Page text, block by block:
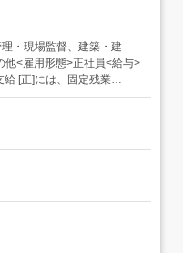
理・現場監督、建築・建
他<雇用形態>正社員<給与>
[正]には、固定残業
れます。 上記を超えて残
額に下記の一律手当含むエ